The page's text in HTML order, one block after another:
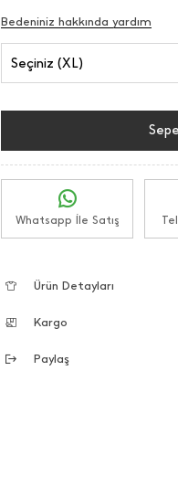
Bedeniniz hakkında yardım
Seçiniz (XL)
Whatsapp İle Satış
Ürün Detayları
Kargo
Paylaş